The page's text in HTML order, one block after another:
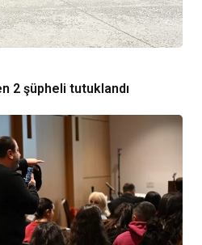
2 şüpheli tutuklandı